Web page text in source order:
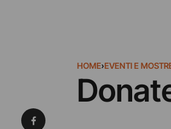
HOME›EVENTI E
Condividi su Facebook